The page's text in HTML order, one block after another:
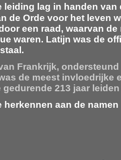
leiding lag in handen van
de Orde voor het leven
een raad, waarvan
waren. Latijn was de
Frankrijk,
de meest invloedrijke
gedurende 213 jaar
herkennen aan de